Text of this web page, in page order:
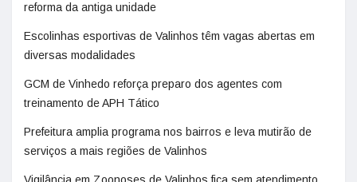
reforma da antiga unidade
Escolinhas esportivas de Valinhos têm vagas abertas em
diversas modalidades
GCM de Vinhedo reforça preparo dos agentes com
treinamento de APH Tático
Prefeitura amplia programa nos bairros e leva mutirão de
serviços a mais regiões de Valinhos